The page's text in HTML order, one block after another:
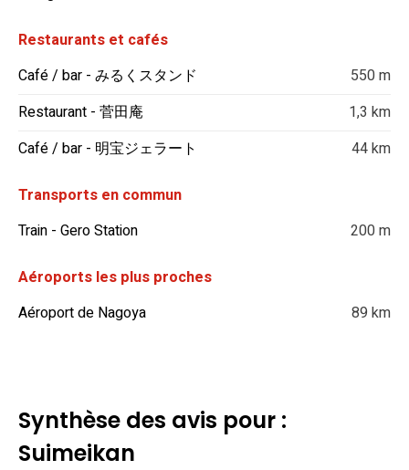
Restaurants et cafés
Café / bar - みるくスタンド
550 m
Restaurant - 菅田庵
1,3 km
Café / bar - 明宝ジェラート
44 km
Transports en commun
Train - Gero Station
200 m
Aéroports les plus proches
Aéroport de Nagoya
89 km
Synthèse des avis pour :
Suimeikan